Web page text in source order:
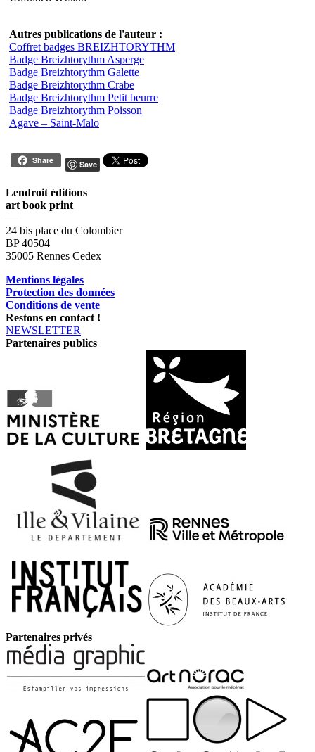
Autres publications de l'auteur :
Coffret badges BREIZHTORYTHM
Badge Breizhtorythm Asperge
Badge Breizhtorythm Galette
Badge Breizhtorythm Crabe
Badge Breizhtorythm Petit beurre
Badge Breizhtorythm Poisson
Agave – Saint-Malo
Share Save
Lendroit éditions
art book print
—
24 bis place du Colombier
BP 40504
35005 Rennes Cedex
Mentions légales
Protection des données
Conditions de vente
Restons en contact !
NEWSLETTER
Partenaires publics
Partenaires privés